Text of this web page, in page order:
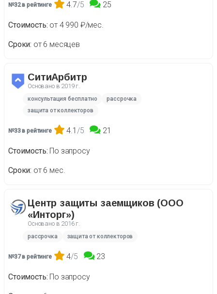
№32 в рейтинге 4.7/5 25
Стоимость от 4 990 ₽/мес.
Сроки от 6 месяцев
СитиАрбитр
Основано в 2019 г.
консультация бесплатно
рассрочка
защита от коллекторов
№33 в рейтинге 4.1 /5 21
Стоимость По запросу
Сроки от 6 мес.
Центр защиты заемщиков (ООО
«Инторг»)
Основано в 2016 г.
рассрочка защита от коллекторов
№37 в рейтинге 4/5 23
Стоимость По запросу